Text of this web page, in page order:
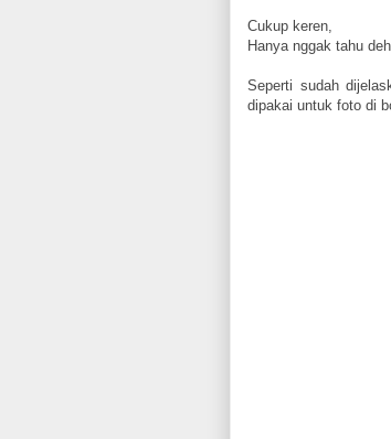
Cukup keren,
Hanya nggak tahu
Seperti sudah
dipakai untuk foto di